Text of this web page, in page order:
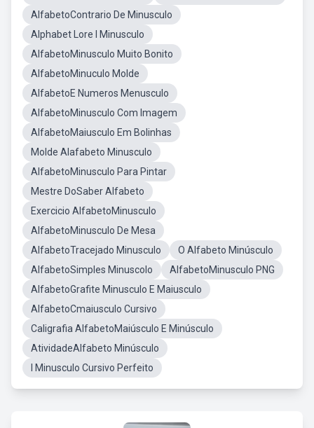
AlfabetoContrario De Minusculo
Alphabet Lore I Minusculo
AlfabetoMinusculo Muito Bonito
AlfabetoMinuculo Molde
AlfabetoE Numeros Menusculo
AlfabetoMinusculo Com Imagem
AlfabetoMaiusculo Em Bolinhas
Molde Alafabeto Minusculo
AlfabetoMinusculo Para Pintar
Mestre DoSaber Alfabeto
Exercicio AlfabetoMinusculo
AlfabetoMinusculo De Mesa
AlfabetoTracejado Minusculo
O Alfabeto Minúsculo
AlfabetoSimples Minuscolo
AlfabetoMinusculo PNG
AlfabetoGrafite Minusculo E Maiusculo
AlfabetoCmaiusculo Cursivo
Caligrafia AlfabetoMaiúsculo E Minúsculo
AtividadeAlfabeto Minúsculo
I Minusculo Cursivo Perfeito